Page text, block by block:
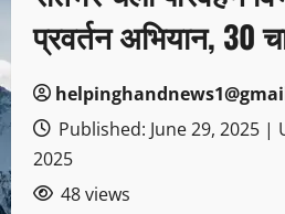
प्रवर्तन अभियान, 30
Published: June 29, 2025 |
2025
48 views